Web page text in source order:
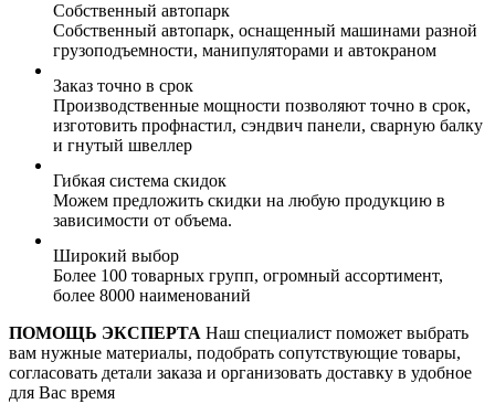
Собственный автопарк
Собственный автопарк, оснащенный машинами разной
грузоподъемности, манипуляторами и автокраном
Заказ точно в срок
Производственные мощности позволяют точно в срок,
изготовить профнастил, сэндвич панели, сварную балку
и гнутый швеллер
Гибкая система скидок
Можем предложить скидки на любую продукцию в
зависимости от объема.
Широкий выбор
Более 100 товарных групп, огромный ассортимент,
более 8000 наименований
ПОМОЩЬ ЭКСПЕРТА Наш специалист поможет выбрать
вам нужные материалы, подобрать сопутствующие товары,
согласовать детали заказа и организовать доставку в удобное
для Вас время